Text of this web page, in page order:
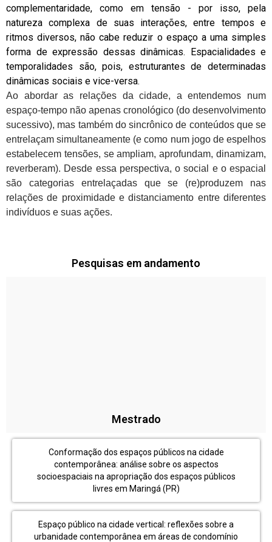
complementaridade, como em tensão - por isso, pela
natureza complexa de suas interações, entre tempos e
ritmos diversos, não cabe reduzir o espaço a uma simples
forma de expressão dessas dinâmicas. Espacialidades e
temporalidades são, pois, estruturantes de determinadas
dinâmicas sociais e vice-versa.
Ao abordar as relações da cidade, a entendemos num
espaço-tempo não apenas cronológico (do desenvolvimento
sucessivo), mas também do sincrônico de conteúdos que se
entrelaçam simultaneamente (e como num jogo de espelhos
estabelecem tensões, se ampliam, aprofundam, dinamizam,
reverberam). Desde essa perspectiva, o social e o espacial
são categorias entrelaçadas que se (re)produzem nas
relações de proximidade e distanciamento entre diferentes
indivíduos e suas ações.
Pesquisas em andamento
Mestrado
Conformação dos espaços públicos na cidade
contemporânea: análise sobre os aspectos
socioespaciais na apropriação dos espaços públicos
livres em Maringá (PR)
Espaço público na cidade vertical: reflexões sobre a
urbanidade contemporânea em áreas de condomínio